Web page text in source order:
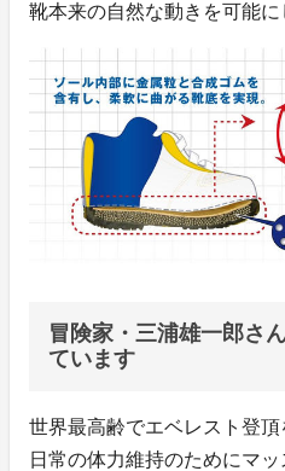
靴本来の自然な動きを可能に
冒険家・三浦雄一郎さ
ています
世界最高齢でエベレスト登頂
日常の体力維持のためにマ